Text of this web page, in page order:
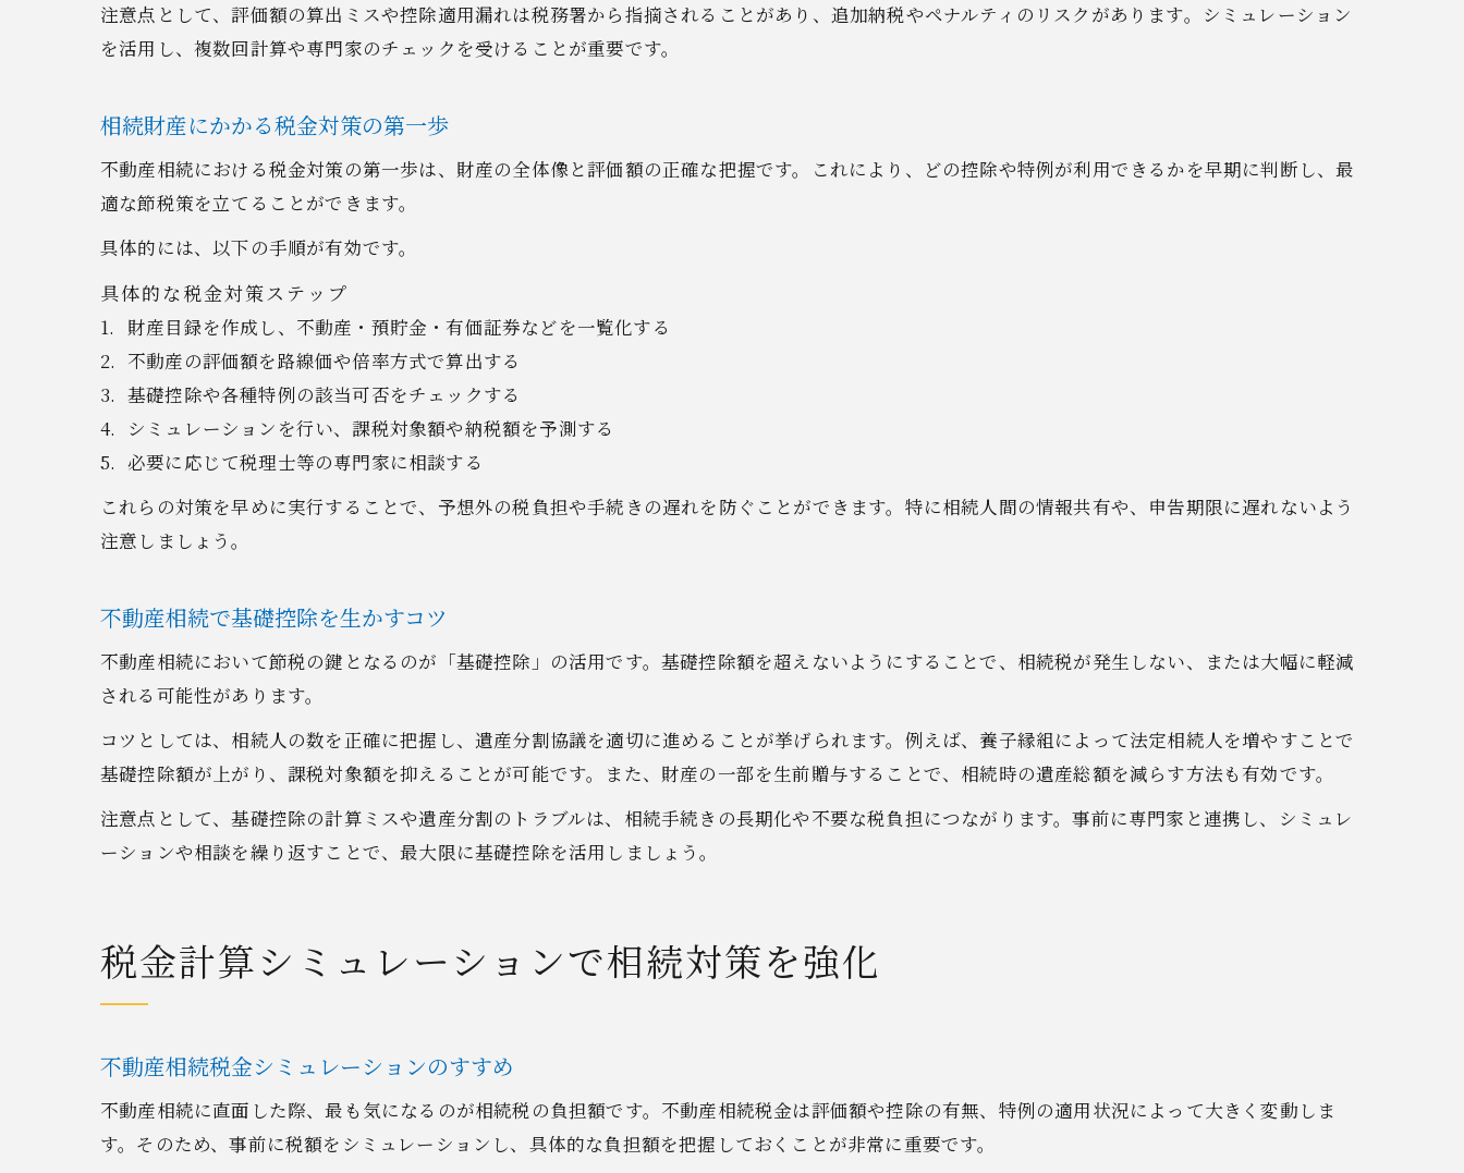
売却益にかかる税金を抑える不動産相続対策
不動産相続と売却税金の関係を徹底解説
注意点として、評価額の算出ミスや控除適用漏れは税務署から指摘されることがあり、追加納税やペナルティのリスクがあります。シミュレーション
を活用し、複数回計算や専門家のチェックを受けることが重要です。
相続財産にかかる税金対策の第一歩
不動産相続における税金対策の第一歩は、財産の全体像と評価額の正確な把握です。これにより、どの控除や特例が利用できるかを早期に判断し、最
適な節税策を立てることができます。
具体的には、以下の手順が有効です。
具体的な税金対策ステップ
財産目録を作成し、不動産・預貯金・有価証券などを一覧化する
不動産の評価額を路線価や倍率方式で算出する
基礎控除や各種特例の該当可否をチェックする
シミュレーションを行い、課税対象額や納税額を予測する
必要に応じて税理士等の専門家に相談する
これらの対策を早めに実行することで、予想外の税負担や手続きの遅れを防ぐことができます。特に相続人間の情報共有や、申告期限に遅れないよう
注意しましょう。
不動産相続で基礎控除を生かすコツ
不動産相続において節税の鍵となるのが「基礎控除」の活用です。基礎控除額を超えないようにすることで、相続税が発生しない、または大幅に軽減
される可能性があります。
コツとしては、相続人の数を正確に把握し、遺産分割協議を適切に進めることが挙げられます。例えば、養子縁組によって法定相続人を増やすことで
基礎控除額が上がり、課税対象額を抑えることが可能です。また、財産の一部を生前贈与することで、相続時の遺産総額を減らす方法も有効です。
注意点として、基礎控除の計算ミスや遺産分割のトラブルは、相続手続きの長期化や不要な税負担につながります。事前に専門家と連携し、シミュレ
ーションや相談を繰り返すことで、最大限に基礎控除を活用しましょう。
税金計算シミュレーションで相続対策を強化
不動産相続税金シミュレーションのすすめ
不動産相続に直面した際、最も気になるのが相続税の負担額です。不動産相続税金は評価額や控除の有無、特例の適用状況によって大きく変動しま
す。そのため、事前に税額をシミュレーションし、具体的な負担額を把握しておくことが非常に重要です。